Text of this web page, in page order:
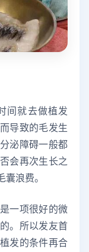
间就去做植发
导致的毛发生
泌障碍一般都
会再次生长之
浪费。
一项很好的微
。所以发友首
发的条件再合